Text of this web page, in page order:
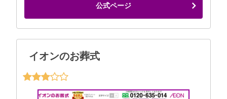
公式ページ
イオンのお葬式